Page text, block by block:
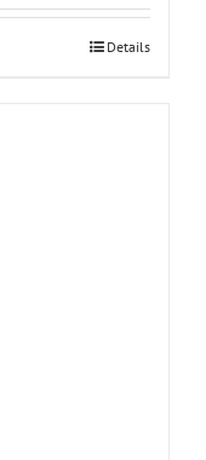
Details